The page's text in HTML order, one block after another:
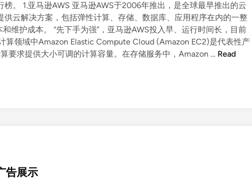
。 1.亚马逊AWS 亚马逊AWS于2006年推出，是全球最早推出的云
云解决方案，包括弹性计算、存储、数据库、应用程序在内的一整
维护成本。 “先下手为强”，亚马逊AWS投入早、运行时间长，目前
算领域中Amazon Elastic Compute Cloud (Amazon EC2)是代表性产
要求提供大小可调的计算容量。在存储服务中，Amazon … 2
Read
告展示